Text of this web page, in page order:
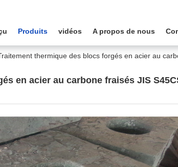
Produits vidéos A propos de nous
thermique des blocs forgés en acier au
en acier au carbone fraisés JIS